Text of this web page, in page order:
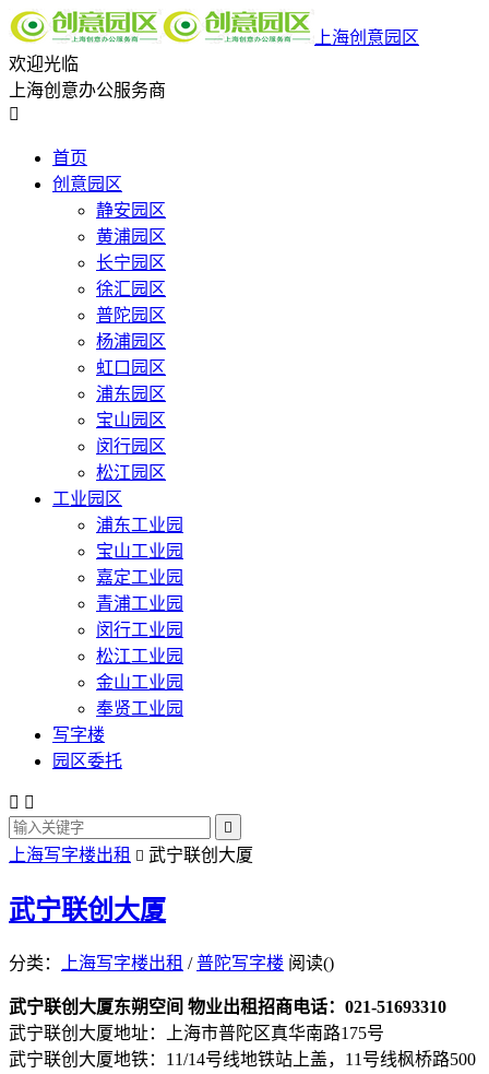
上海创意园区
欢迎光临
上海创意办公服务商

首页
创意园区
静安园区
黄浦园区
长宁园区
徐汇园区
普陀园区
杨浦园区
虹口园区
浦东园区
宝山园区
闵行园区
松江园区
工业园区
浦东工业园
宝山工业园
嘉定工业园
青浦工业园
闵行工业园
松江工业园
金山工业园
奉贤工业园
写字楼
园区委托
 

上海写字楼出租  武宁联创大厦
武宁联创大厦
分类： 上海写字楼出租 /普陀写字楼 阅读()
武宁联创大厦东朔空间 物业出租招商电话：021-51693310
武宁联创大厦地址：上海市普陀区真华南路175号
武宁联创大厦地铁：11/14号线地铁站上盖，11号线枫桥路500